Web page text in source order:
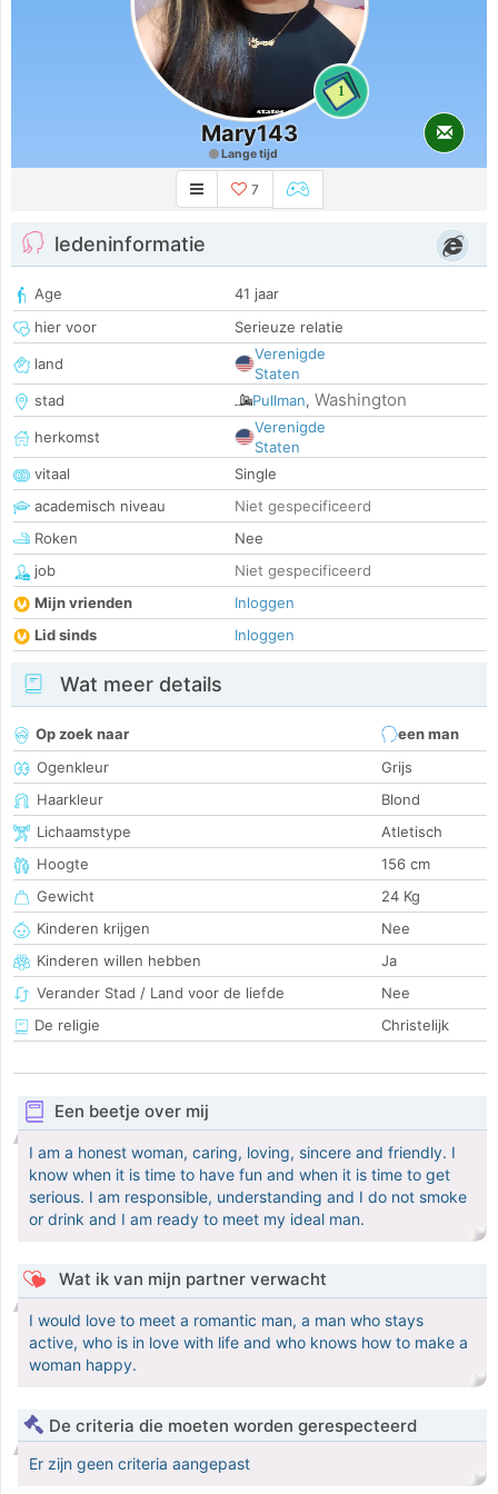
1
Mary143
Lange tijd
7
ledeninformatie
Age
41 jaar
hier voor
Serieuze relatie
land
Verenigde
Staten
stad
Pullman, Washington
herkomst
Verenigde
Staten
vitaal
Single
academisch niveau
Niet gespecificeerd
Roken
Nee
job
Niet gespecificeerd
Mijn vrienden
Inloggen
Lid sinds
Inloggen
Wat meer details
Op zoek naar
een man
Ogenkleur
Grijs
Haarkleur
Blond
Lichaamstype
Atletisch
Hoogte
156 cm
Gewicht
24 Kg
Kinderen krijgen
Nee
Kinderen willen hebben
Ja
Verander Stad / Land voor de liefde
Nee
De religie
Christelijk
Een beetje over mij
I am a honest woman, caring, loving, sincere and friendly. I
know when it is time to have fun and when it is time to get
serious. I am responsible, understanding and I do not smoke
or drink and I am ready to meet my ideal man.
Wat ik van mijn partner verwacht
I would love to meet a romantic man, a man who stays
active, who is in love with life and who knows how to make a
woman happy.
De criteria die moeten worden gerespecteerd
Er zijn geen criteria aangepast